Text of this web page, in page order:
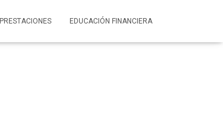
PRESTACIONES EDUCACIÓN FINANCIERA